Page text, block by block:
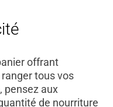
offrant
tous vos
pensez aux
de nourriture